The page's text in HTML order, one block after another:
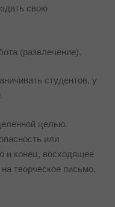
свою
(развлечение).
студентов, у
целью.
или
и конец, восходящее
творческое письмо,